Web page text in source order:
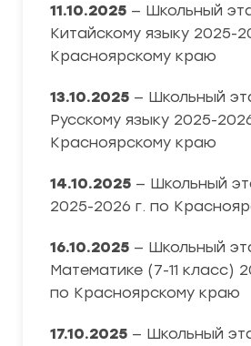
11.10.2025 — Школьный
Китайскому языку 2025-
Красноярскому краю
13.10.2025 — Школьный
Русскому языку 2025-
Красноярскому краю
14.10.2025 — Школьный
2025-2026 г. по
16.10.2025 — Школьный
Математике (7-11 класс)
по Красноярскому краю
17.10.2025 — Школьный